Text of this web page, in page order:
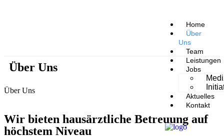
Home
Über
Uns
Team
Leistungen
Jobs
Aktuelles
Kontakt
Über Uns
Über Uns
Wir bieten hausärztliche Betreuung auf
höchstem Niveau